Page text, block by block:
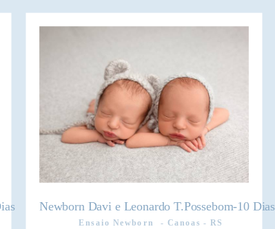
Newborn Davi e Leonardo T.Possebom-10 Dias
Ensaio Newborn Canoas - RS